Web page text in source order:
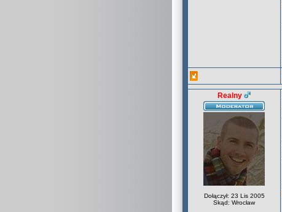
Realny
Dołączył: 23 Lis 2005
Skąd: Wrocław